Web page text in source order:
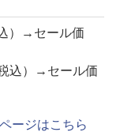
）→セール価
込）→セール価
ージはこちら